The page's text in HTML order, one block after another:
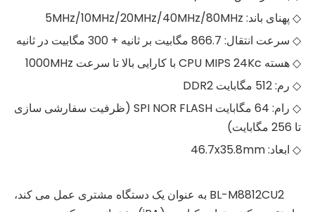
◇ پهنای باند: 5MHz/10MHz/20MHz/40MHz/80MHz
◇ سرعت انتقال: 866.7 مگابیت بر ثانیه + 300 مگابیت در ثانیه
◇ هسته CPU MIPS 24Kc با کارایی بالا تا سرعت 1000MHz
◇ رم: 512 مگابایت DDR2
◇ رام: 64 مگابایت SPI NOR FLASH (ظرفیت سفارشی سازی
تا 256 مگابایت)
◇ ابعاد: 46.7x35.8mm
BL-M8812CU2 به عنوان یک دستگاه مشتری عمل می کند،